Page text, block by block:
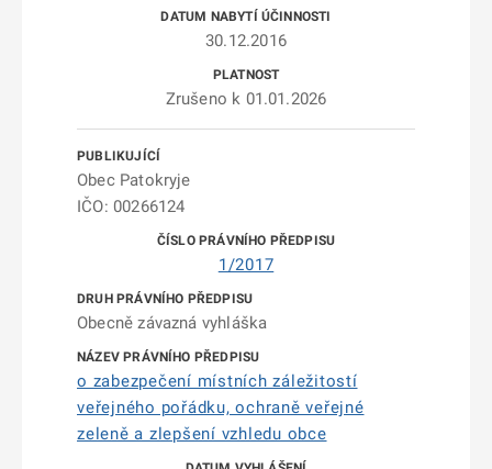
30.12.2016
Zrušeno k 01.01.2026
Obec Patokryje
IČO: 00266124
1/2017
Obecně závazná vyhláška
o zabezpečení místních záležitostí
veřejného pořádku, ochraně veřejné
zeleně a zlepšení vzhledu obce